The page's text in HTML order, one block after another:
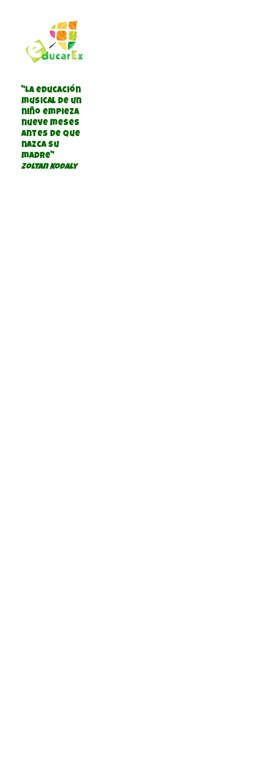
"La educación
musical de un
niño empieza
nueve meses
antes de que
nazca su
madre"
Zoltan Kodaly